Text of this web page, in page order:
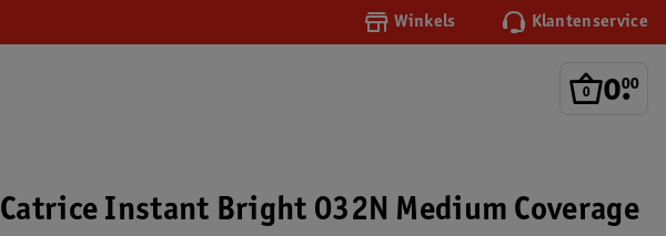
Winkels Klantenservice
0.
00
Catrice Instant Bright 032N Medium Coverage